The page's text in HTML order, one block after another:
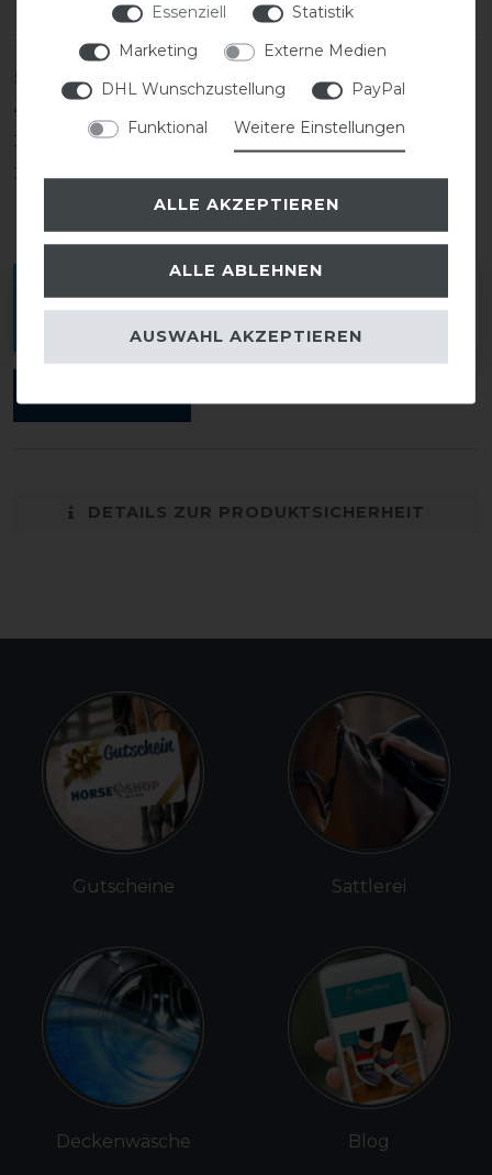
5
0
4
3
2
0
1
0
Melde dich an, um eine Kundenrezension zu
DETAILS ZUR PRODUKTSICHERHEIT
Gutscheine
Deckenwäsche
Sattlerei
Blog
Essenziell
Statistik
Marketing
Externe Medien
DHL Wunschzustellung
PayPal
Funktional
Weitere Einstellungen
ALLE AKZEPTIEREN
ALLE ABLEHNEN
AUSWAHL AKZEPTIEREN